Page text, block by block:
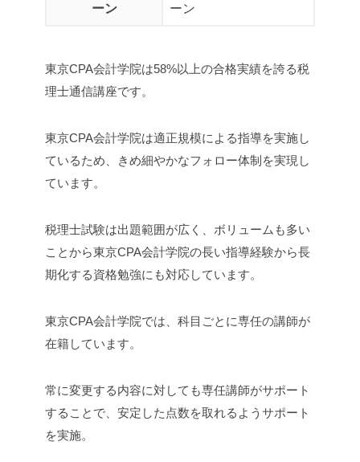
ーン
ーン
東京CPA会計学院は58%以上の合格実績を誇る税
理士通信講座です。
東京CPA会計学院は適正規模による指導を実施し
ているため、きめ細やかなフォロー体制を実現し
ています。
税理士試験は出題範囲が広く、ボリュームも多い
ことから東京CPA会計学院の長い指導経験から長
期化する資格勉強にも対応しています。
東京CPA会計学院では、科目ごとに専任の講師が
在籍しています。
常に変更する内容に対しても専任講師がサポート
することで、安定した点数を取れるようサポート
を実施。